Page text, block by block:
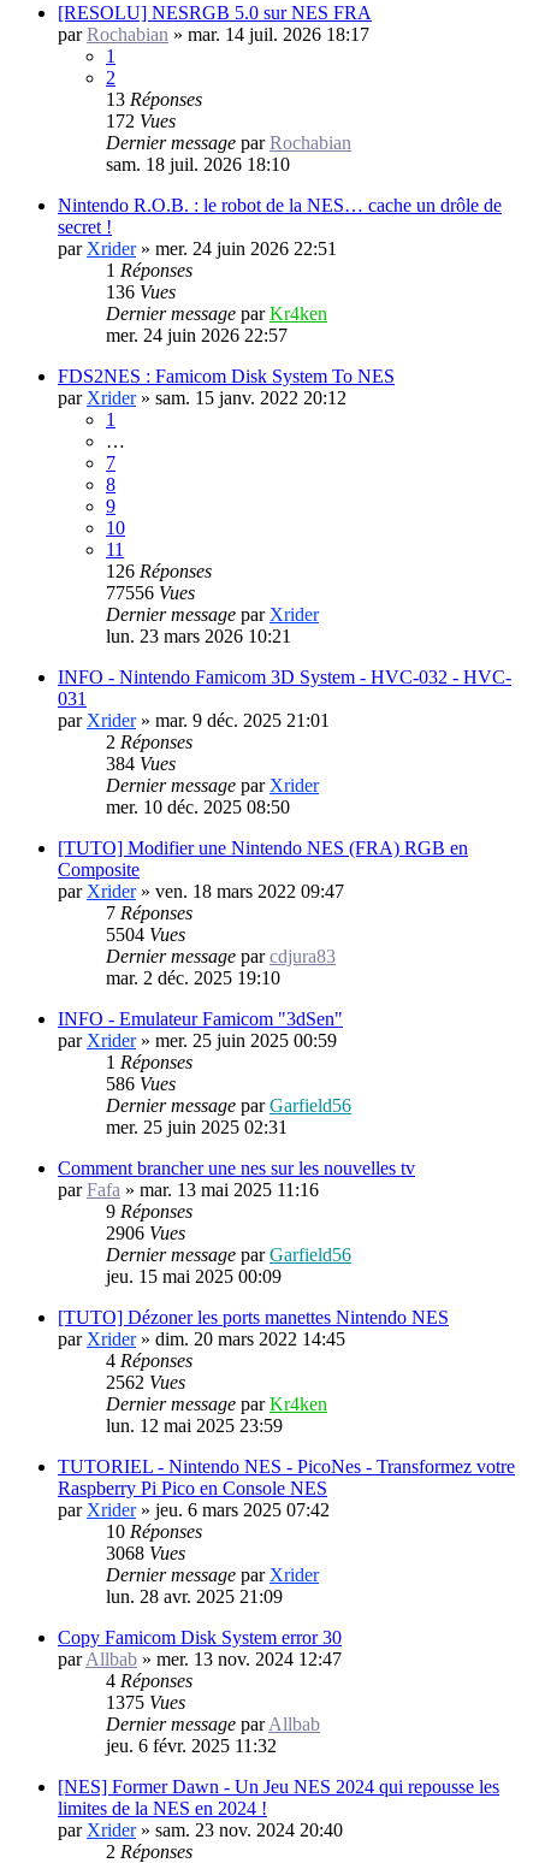
[RESOLU] NESRGB 5.0 sur NES FRA
parRochabian » mar. 14 juil. 2026 18:17
1
2
13 Réponses
172 Vues
Dernier message parRochabian
sam. 18 juil. 2026 18:10
Nintendo R.O.B. : le robot de la NES… cache un drôle de
secret !
par Xrider» mer. 24 juin 2026 22:51
1 Réponses
136 Vues
Dernier message parKr4ken
mer. 24 juin 2026 22:57
FDS2NES : Famicom Disk System To NES
par Xrider» sam. 15 janv. 2022 20:12
1
…
7
8
9
10
11
126 Réponses
77556 Vues
Dernier message par Xrider
lun. 23 mars 2026 10:21
INFO - Nintendo Famicom 3D System - HVC-032 - HVC-
031
par Xrider» mar. 9 déc. 2025 21:01
2 Réponses
384 Vues
Dernier message par Xrider
mer. 10 déc. 2025 08:50
[TUTO] Modifier une Nintendo NES (FRA) RGB en
Composite
par Xrider» ven. 18 mars 2022 09:47
7 Réponses
5504 Vues
Dernier message parcdjura83
mar. 2 déc. 2025 19:10
INFO - Emulateur Famicom "3dSen"
par Xrider» mer. 25 juin 2025 00:59
1 Réponses
586 Vues
Dernier message parGarfield56
mer. 25 juin 2025 02:31
Comment brancher une nes sur les nouvelles tv
parFafa » mar. 13 mai 2025 11:16
9 Réponses
2906 Vues
Dernier message parGarfield56
jeu. 15 mai 2025 00:09
[TUTO] Dézoner les ports manettes Nintendo NES
par Xrider» dim. 20 mars 2022 14:45
4 Réponses
2562 Vues
Dernier message parKr4ken
lun. 12 mai 2025 23:59
TUTORIEL - Nintendo NES - PicoNes - Transformez votre
Raspberry Pi Pico en Console NES
par Xrider» jeu. 6 mars 2025 07:42
10 Réponses
3068 Vues
Dernier message par Xrider
lun. 28 avr. 2025 21:09
Copy Famicom Disk System error 30
parAllbab » mer. 13 nov. 2024 12:47
4 Réponses
1375 Vues
Dernier message parAllbab
jeu. 6 févr. 2025 11:32
[NES] Former Dawn - Un Jeu NES 2024 qui repousse les
limites de la NES en 2024 !
par Xrider» sam. 23 nov. 2024 20:40
2 Réponses